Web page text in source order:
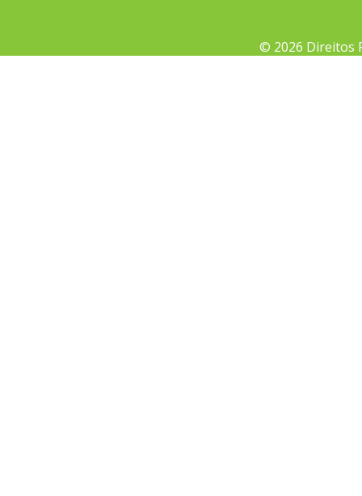
© 2026 Direitos